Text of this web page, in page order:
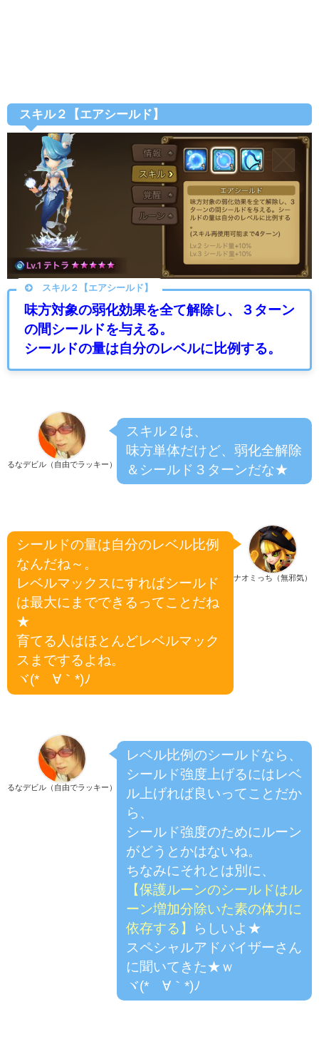
スキル２【エアシールド】
スキル２【エアシールド】
味方対象の弱化効果を全て解除し、３ターン
の間シールドを与える。
シールドの量は自分のレベルに比例する。
るなデビル（自由でラッキー）
スキル２は、
味方単体だけど、弱化全解除
＆シールド３ターンだな★
ナオミっち（無邪気）
シールドの量は自分のレベル比例
なんだね～。
レベルマックスにすればシールド
は最大にまでできるってことだね
★
育てる人はほとんどレベルマック
スまでするよね。
ヾ(*´∀｀*)ﾉ
るなデビル（自由でラッキー）
レベル比例のシールドなら、
シールド強度上げるにはレベ
ル上げれば良いってことだか
ら、
シールド強度のためにルーン
がどうとかはないね。
ちなみにそれとは別に、
【保護ルーンのシールドはル
ーン増加分除いた素の体力に
依存する】
らしいよ★
スペシャルアドバイザーさん
に聞いてきた★ｗ
ヾ(*´∀｀*)ﾉ